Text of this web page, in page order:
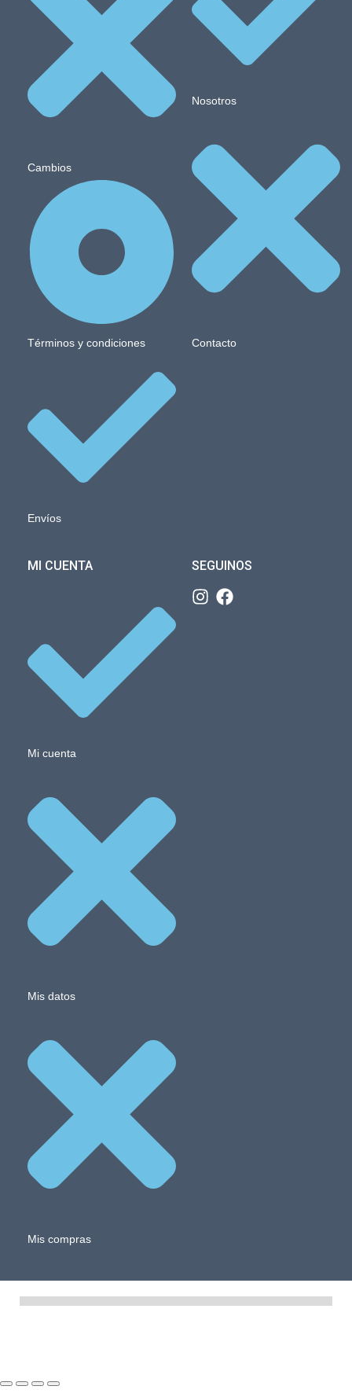
Cambios
Términos y condiciones
Envíos
Nosotros
Contacto
MI CUENTA
Mi cuenta
Mis datos
Mis compras
SEGUINOS